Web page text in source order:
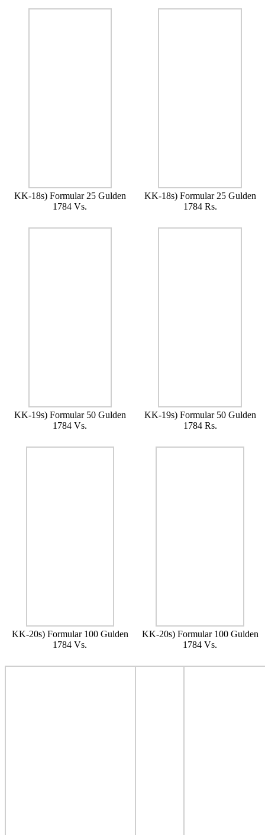
KK-18s) Formular 25 Gulden
1784 Vs.
KK-18s) Formular 25 Gulden
1784 Rs.
KK-19s) Formular 50 Gulden
1784 Vs.
KK-19s) Formular 50 Gulden
1784 Rs.
KK-20s) Formular 100 Gulden
1784 Vs.
KK-20s) Formular 100 Gulden
1784 Vs.